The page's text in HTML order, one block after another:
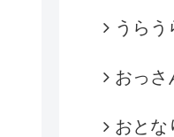
うらう
おっさ
おとな